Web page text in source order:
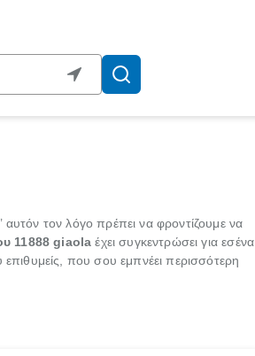
αυτόν τον λόγο πρέπει να φροντίζουμε να
11888giaola έχει συγκεντρώσει για εσένα
που σου εμπνέει περισσότερη